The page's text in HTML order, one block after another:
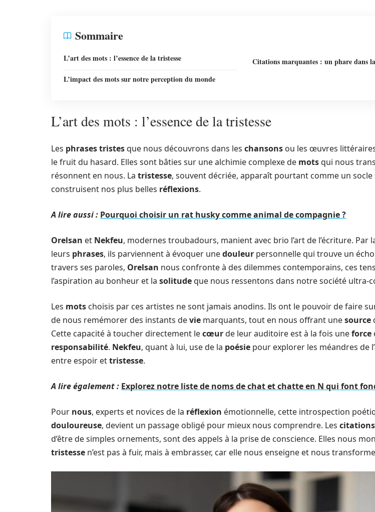
Sommaire
L’art des mots : l’essence de la tristesse
Citations marquantes : un phare dans
L’impact des mots sur notre perception du monde
L’art des mots : l’essence de la tristesse
Les phrases tristesque nous découvrons dans les chansons ou les œuvres
le fruit du hasard. Elles sont bâties sur une alchimie complexe de motsqui nous
résonnent en nous. La tristesse, souvent décriée, apparaît pourtant comme un socle
construisent nos plus belles réflexions.
A lire aussi : Pourquoi choisir un rat husky comme animal de compagnie ?
Orelsan et Nekfeu, modernes troubadours, manient avec brio l’art de l’écriture. Par
leurs phrases, ils parviennent à évoquer unedouleur personnelle qui trouve un
travers ses paroles, Orelsan nous confronte à des dilemmes contemporains, ces
l’aspiration au bonheur et la solitudeque nous ressentons dans notre société ultra-
Les mots choisis par ces artistes ne sont jamais anodins. Ils ont le pouvoir de faire
de nous remémorer des instants devie marquants, tout en nous offrant unesource
Cette capacité à toucher directement lecœurde leur auditoire est à la fois uneforce
responsabilité. Nekfeu, quant à lui, use de la poésie pour explorer les méandres de
entre espoir ettristesse.
A lire également : Explorez notre liste de noms de chat et chatte en N qui font
Pour nous, experts et novices de la réflexion émotionnelle, cette introspection
douloureuse, devient un passage obligé pour mieux nous comprendre. Les citations
d’être de simples ornements, sont des appels à la prise de conscience. Elles nous
tristesse n’est pas à fuir, mais à embrasser, car elle nous enseigne et nous